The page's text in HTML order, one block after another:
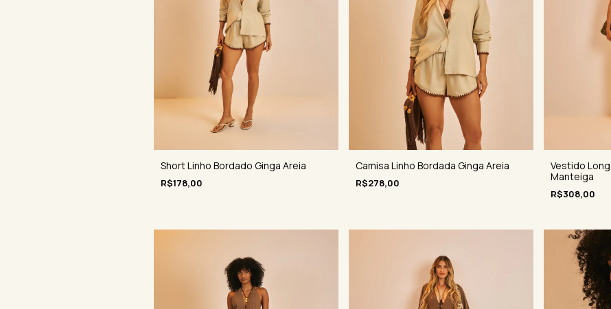
Short Linho Bordado Ginga Areia
R$178,00
Camisa Linho Bordada Ginga Areia
R$278,00
Vestido
Manteiga
R$308,00